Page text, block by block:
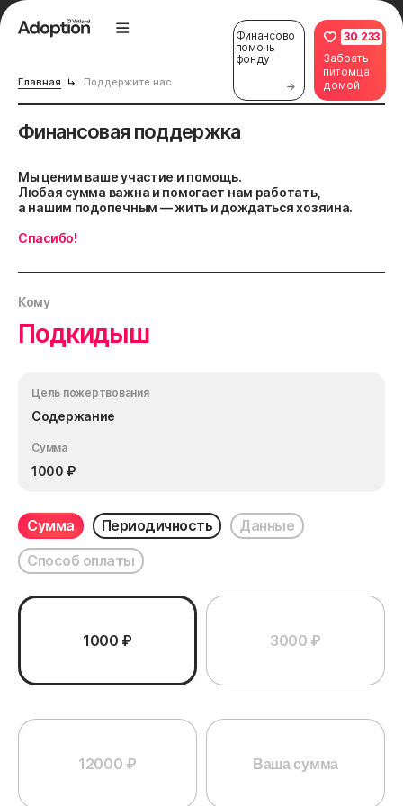
Финансово
помочь
фонду
30 233
Забрать
питомца
домой
Главная Поддержите нас
Финансовая поддержка
Мы ценим ваше участие и помощь.
Любая сумма важна и помогает нам работать,
а нашим подопечным — жить и дождаться хозяина.
Спасибо!
Кому
Подкидыш
Цель пожертвования
Содержание
Сумма
1000 ₽
Сумма Периодичность
Данные
Способ оплаты
1000 ₽ 3000 ₽
12000 ₽